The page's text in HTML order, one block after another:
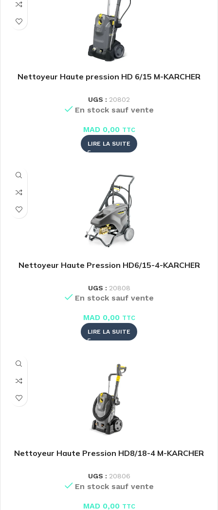
Nettoyeur Haute pression HD 6/15 M-KARCHER
UGS : 20802
En stock sauf vente
MAD0,00 TTC
LIRE LA SUITE
Nettoyeur Haute Pression HD6/15-4-KARCHER
UGS : 20808
En stock sauf vente
MAD0,00 TTC
LIRE LA SUITE
Nettoyeur Haute Pression HD8/18-4 M-KARCHER
UGS : 20806
En stock sauf vente
MAD0,00 TTC